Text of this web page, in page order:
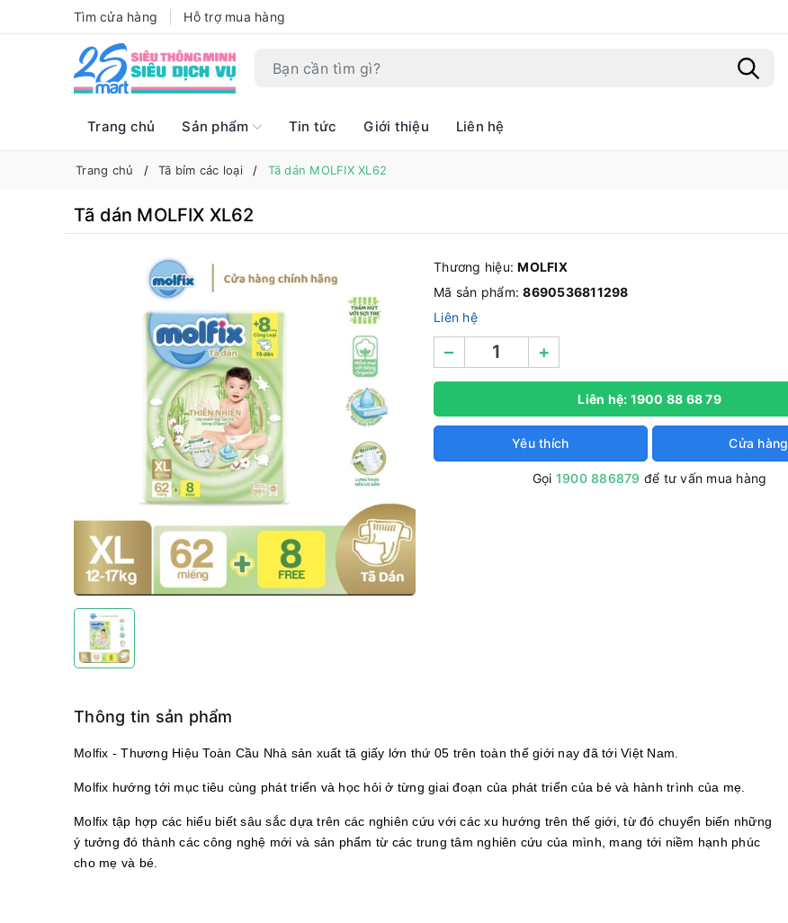
Tìm cửa hàng Hỗ trợ mua hàng
Trang chủ Sản phẩm Tin tức Giới thiệu Liên hệ
Trang chủ Tã bỉm các loại Tã dán MOLFIX XL62
Tã dán MOLFIX XL62
Thương hiệu:MOLFIX
Mã sản phẩm:8690536811298
Liên hệ
– +
Liên hệ: 1900 88 68 79
Yêu thích Cửa hàng
Gọi 1900 886879 để tư vấn mua hàng
Thông tin sản phẩm
Molfix - Thương Hiệu Toàn Cầu Nhà sản xuất tã giấy lớn thứ 05 trên toàn thế giới nay đã tới Việt Nam.
Molfix hướng tới mục tiêu cùng phát triển và học hỏi ở từng giai đoạn của phát triển của bé và hành trình của mẹ.
Molfix tập hợp các hiểu biết sâu sắc dựa trên các nghiên cứu với các xu hướng trên thế giới, từ đó chuyển biến những
ý tưởng đó thành các công nghệ mới và sản phẩm từ các trung tâm nghiên cứu của mình, mang tới niềm hạnh phúc
cho mẹ và bé.